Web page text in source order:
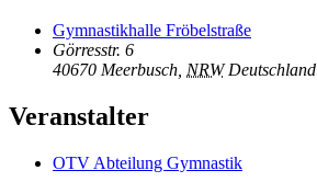
Gymnastikhalle Fröbelstraße
Görresstr. 6
40670 Meerbusch NRW Deutschland
Veranstalter
OTV Abteilung Gymnastik